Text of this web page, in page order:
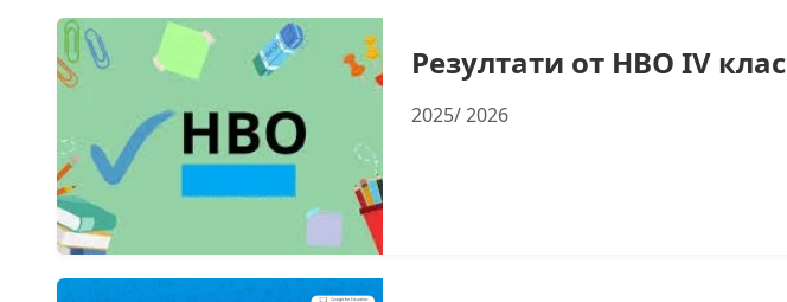
Резултати от НВО IV клас
2025/ 2026